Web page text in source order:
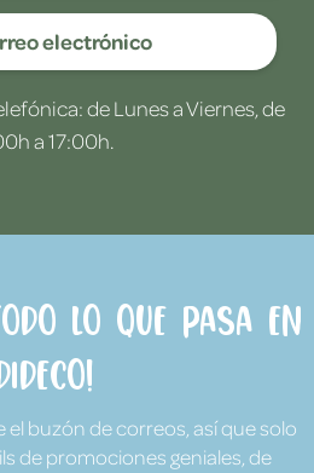
electrónico
de Lunes a Viernes, de
a 17:00h.
lo que pasa en
buzón de correos, así que solo
de promociones geniales, de